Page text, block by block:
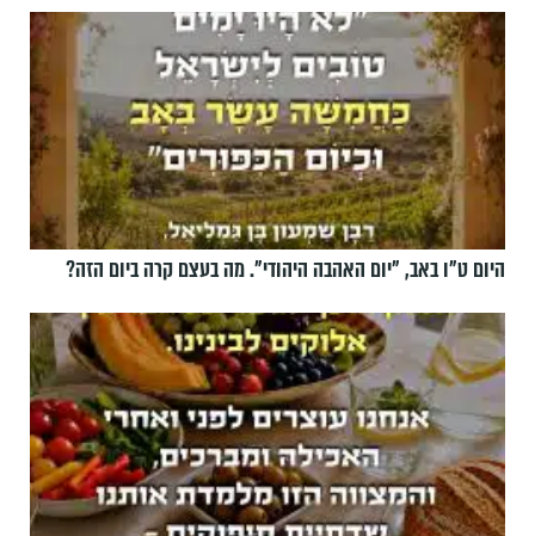
היום ט"ו באב, ”יום האהבה היהודי". מה בעצם קרה ביום הזה?